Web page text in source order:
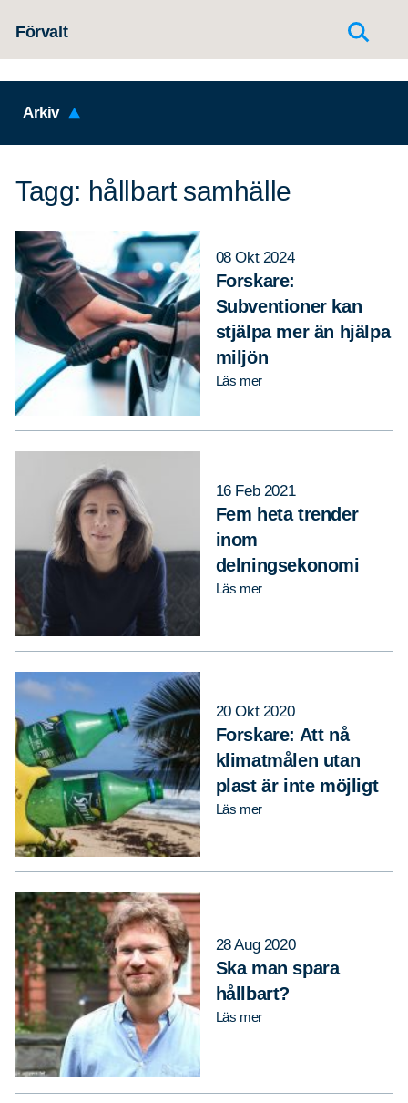
Förvalt
Arkiv
Tagg: hållbart samhälle
08 Okt 2024
Forskare:
Subventioner kan
stjälpa mer än hjälpa
miljön
Läs mer
16 Feb 2021
Fem heta trender
inom
delningsekonomi
Läs mer
20 Okt 2020
Forskare: Att nå
klimatmålen utan
plast är inte möjligt
Läs mer
28 Aug 2020
Ska man spara
hållbart?
Läs mer